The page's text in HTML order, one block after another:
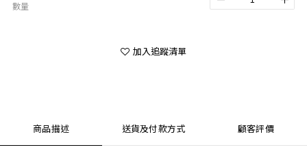
數量
加入追蹤清單
商品描述 送貨及付款方式 顧客評價